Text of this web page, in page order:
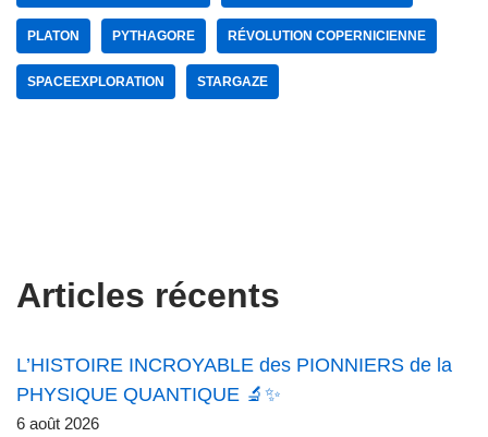
PLATON PYTHAGORE RÉVOLUTION COPERNICIENNE
SPACEEXPLORATION STARGAZE
Articles récents
L’HISTOIRE INCROYABLE des PIONNIERS de la
PHYSIQUE QUANTIQUE 🔬✨
6 août 2026